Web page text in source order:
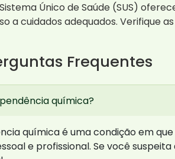
Único de Saúde (SUS)
a cuidados adequados. Verifique
Frequentes
química?
química é uma condição em
e profissional. Se você